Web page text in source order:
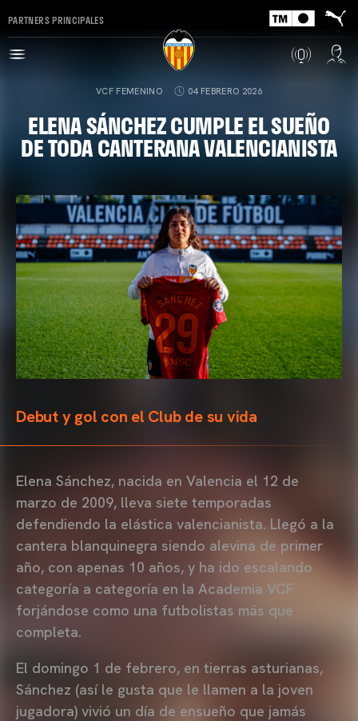
PARTNERS PRINCIPALES
VCF FEMENINO 04 FEBRERO 2026
ELENA SÁNCHEZ CUMPLE EL SUEÑO
DE TODA CANTERANA VALENCIANISTA
Debut y gol con el Club de su vida
Elena Sánchez, nacida en Valencia el 12 de
marzo de 2009, lleva siete temporadas
defendiendo la elástica valencianista. Llegó a la
cantera blanquinegra siendo alevina de primer
año, con apenas 10 años, y ha ido escalando
categoría a categoría en la Academia VCF
forjándose como una futbolistas más que
completa.
El domingo 1 de febrero, en tierras asturianas,
Sánchez (así le gusta que le llamen a la joven
jugadora) vivió un día de ensueño que jamás